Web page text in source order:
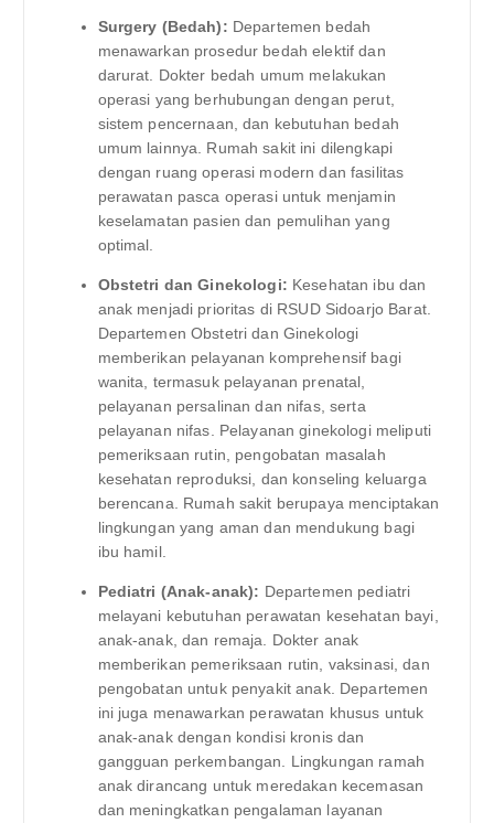
Surgery (Bedah): Departemen bedah
menawarkan prosedur bedah elektif dan
darurat. Dokter bedah umum melakukan
operasi yang berhubungan dengan perut,
sistem pencernaan, dan kebutuhan bedah
umum lainnya. Rumah sakit ini dilengkapi
dengan ruang operasi modern dan fasilitas
perawatan pasca operasi untuk menjamin
keselamatan pasien dan pemulihan yang
optimal.
Obstetri dan Ginekologi: Kesehatan ibu dan
anak menjadi prioritas di RSUD Sidoarjo Barat.
Departemen Obstetri dan Ginekologi
memberikan pelayanan komprehensif bagi
wanita, termasuk pelayanan prenatal,
pelayanan persalinan dan nifas, serta
pelayanan nifas. Pelayanan ginekologi meliputi
pemeriksaan rutin, pengobatan masalah
kesehatan reproduksi, dan konseling keluarga
berencana. Rumah sakit berupaya menciptakan
lingkungan yang aman dan mendukung bagi
ibu hamil.
Pediatri (Anak-anak): Departemen pediatri
melayani kebutuhan perawatan kesehatan bayi,
anak-anak, dan remaja. Dokter anak
memberikan pemeriksaan rutin, vaksinasi, dan
pengobatan untuk penyakit anak. Departemen
ini juga menawarkan perawatan khusus untuk
anak-anak dengan kondisi kronis dan
gangguan perkembangan. Lingkungan ramah
anak dirancang untuk meredakan kecemasan
dan meningkatkan pengalaman layanan